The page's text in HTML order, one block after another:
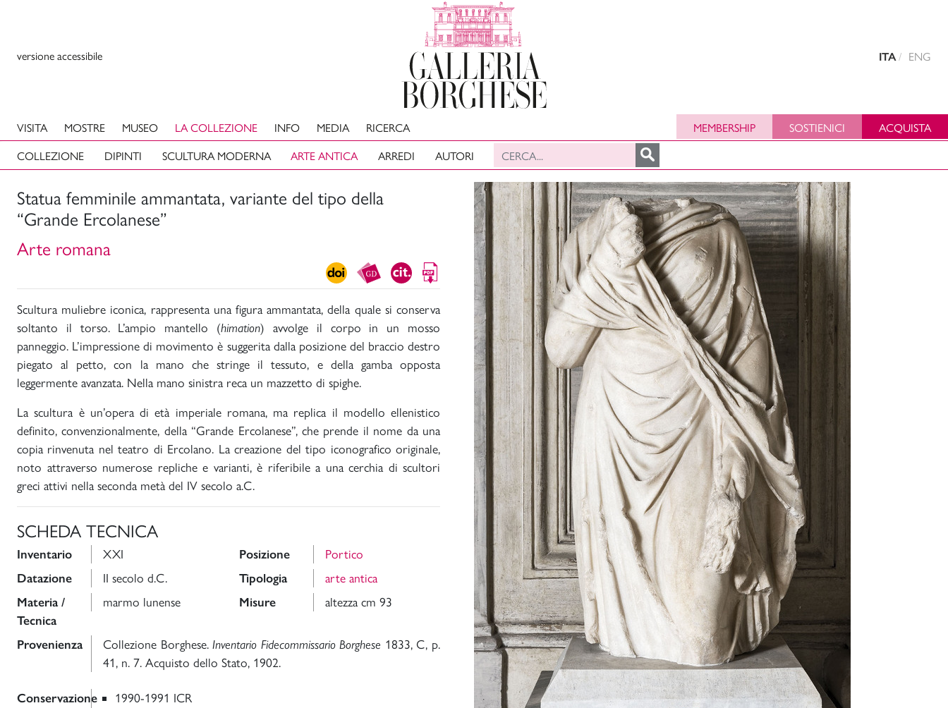
versione accessibile ITA ENG
VISITA MOSTRE MUSEO LA COLLEZIONE
COLLEZIONE DIPINTI SCULTURA MODERNA ARTE ANTICA ARREDI AUTORI
INFO MEDIA RICERCA MEMBERSHIP SOSTIENICI ACQUISTA
Statua femminile ammantata, variante del tipo della
“Grande Ercolanese”
Arte romana
Scultura muliebre iconica, rappresenta una figura ammantata, della quale si conserva
soltanto il torso. L’ampio mantello (himation) avvolge il corpo in un mosso
panneggio. L’impressione di movimento è suggerita dalla posizione del braccio destro
piegato al petto, con la mano che stringe il tessuto, e della gamba opposta
leggermente avanzata. Nella mano sinistra reca un mazzetto di spighe.
La scultura è un’opera di età imperiale romana, ma replica il modello ellenistico
definito, convenzionalmente, della “Grande Ercolanese”, che prende il nome da una
copia rinvenuta nel teatro di Ercolano. La creazione del tipo iconografico originale,
noto attraverso numerose repliche e varianti, è riferibile a una cerchia di scultori
greci attivi nella seconda metà del IV secolo a.C.
SCHEDA TECNICA
Inventario XXI Posizione Portico
Datazione II secolo d.C. Tipologia arte antica
Materia /
Tecnica
marmo lunense Misure altezza cm 93
Provenienza Collezione Borghese.Inventario Fidecommissario Borghese 1833, C, p.
41, n. 7. Acquisto dello Stato, 1902.
Conservazione
1990-1991 ICR